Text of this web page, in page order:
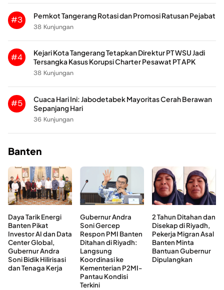
#3
Pemkot Tangerang Rotasi dan Promosi Ratusan Pejabat
38 Kunjungan
#4
Kejari Kota Tangerang Tetapkan Direktur PT WSU Jadi
Tersangka Kasus Korupsi Charter Pesawat PT APK
38 Kunjungan
#5
Cuaca Hari Ini: Jabodetabek Mayoritas Cerah Berawan
Sepanjang Hari
36 Kunjungan
Banten
Daya Tarik Energi
Banten Pikat
Investor AI dan Data
Center Global,
Gubernur Andra
Soni Bidik Hilirisasi
dan Tenaga Kerja
Gubernur Andra
Soni Gercep
Respon PMI Banten
Ditahan di Riyadh:
Langsung
Koordinasi ke
Kementerian P2MI-
Pantau Kondisi
Terkini
2 Tahun Ditahan dan
Disekap di Riyadh,
Pekerja Migran Asal
Banten Minta
Bantuan Gubernur
Dipulangkan